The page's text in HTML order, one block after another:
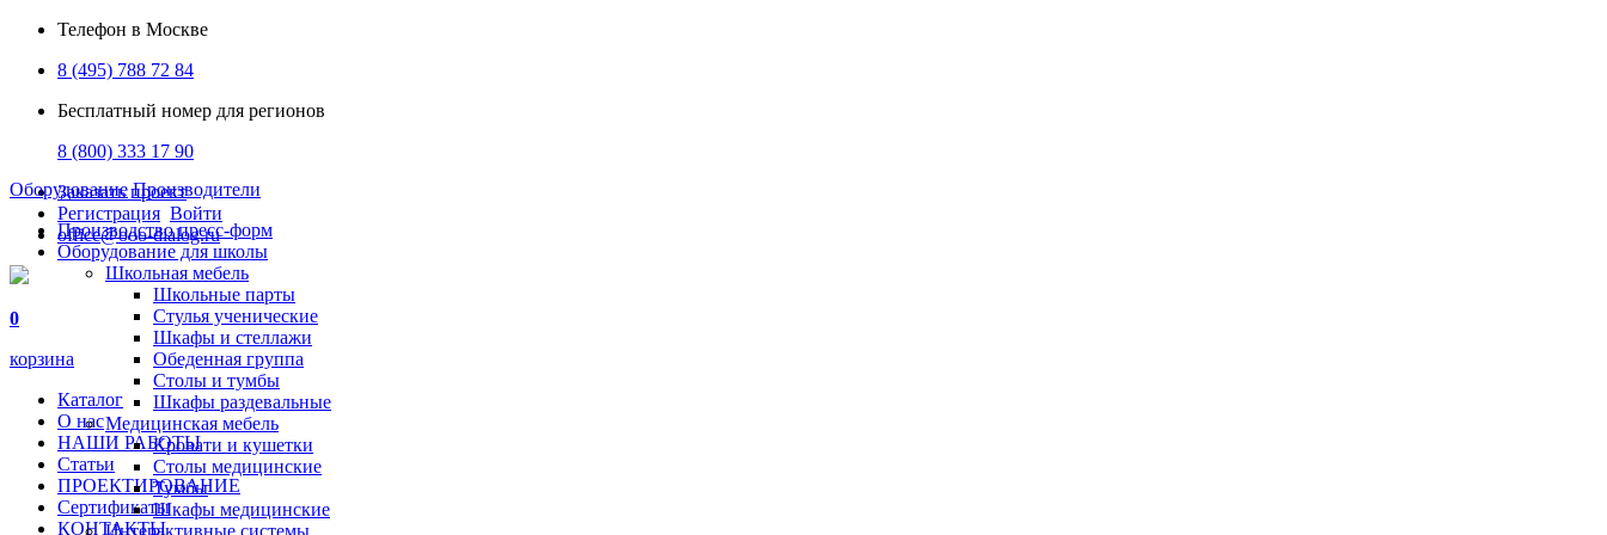
Телефон в Москве
8 (495) 788 72 84
Бесплатный номер для регионов
8 (800) 333 17 90
Заказать проект
Регистрация Войти
office@ooo-dialog.ru
0
корзина
Каталог
О нас
НАШИ РАБОТЫ
Статьи
ПРОЕКТИРОВАНИЕ
Сертификаты
КОНТАКТЫ
Оборудование Производители
Производство пресс-форм
Оборудование для школы
Школьная мебель
Школьные парты
Стулья ученические
Шкафы и стеллажи
Обеденная группа
Столы и тумбы
Шкафы раздевальные
Медицинская мебель
Кровати и кушетки
Столы медицинские
Тумбы
Шкафы медицинские
Интерактивные системы